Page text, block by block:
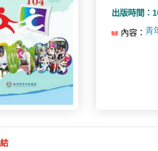
出版時間：
內容： 青